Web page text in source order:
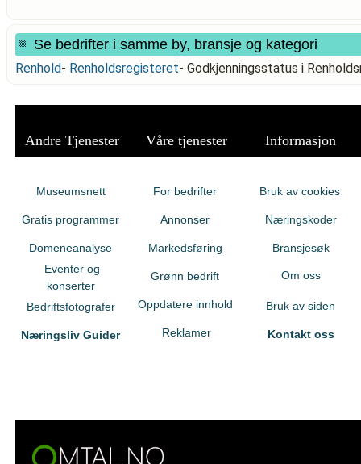
Se bedrifter i samme by, bransje og kategori
Renhold- Renholdsregisteret- Godkjenningsstatus i
Andre Tjenester Våre tjenester Informasjon
Museumsnett
Gratis programmer
Domeneanalyse
Eventer og
konserter
Bedriftsfotografer
Næringsliv Guider
For bedrifter
Annonser
Markedsføring
Grønn bedrift
Oppdatere innhold
Reklamer
Bruk av cookies
Næringskoder
Bransjesøk
Om oss
Bruk av siden
Kontakt oss